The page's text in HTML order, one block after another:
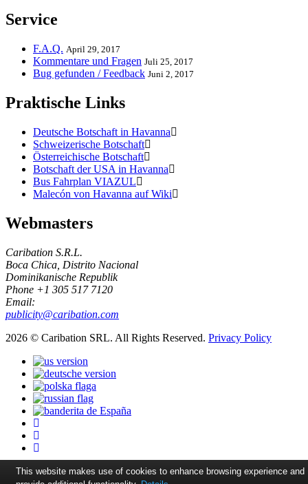
Service
F.A.Q. April 29, 2017
Kommentare und Fragen Juli 25, 2017
Bug gefunden / Feedback Juni 2, 2017
Praktische Links
Deutsche Botschaft in Havanna
Schweizerische Botschaft
Österreichische Botschaft
Botschaft der USA in Havanna
Bus Fahrplan VIAZUL
Malecón von Havanna auf Wiki
Webmasters
Caribation S.R.L.
Boca Chica, Distrito Nacional
Dominikanische Republik
Phone +1 305 517 7120
Email:
publicity@caribation.com
2026 © Caribation SRL. All Rights Reserved. Privacy Policy
This website makes use of cookies to enhance browsing experience and